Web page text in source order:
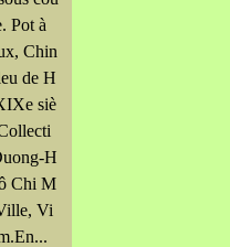
Pot à
Chin
de H
siè
H
Chi M
Vi